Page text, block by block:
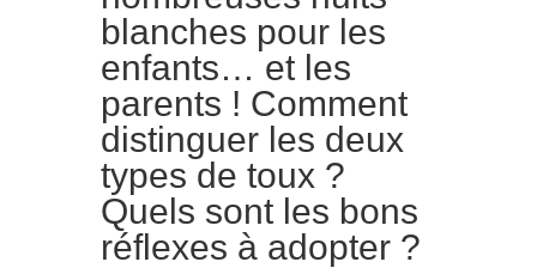
blanches pour les
enfants… et les
parents ! Comment
distinguer les deux
types de toux ?
Quels sont les bons
réflexes à adopter ?